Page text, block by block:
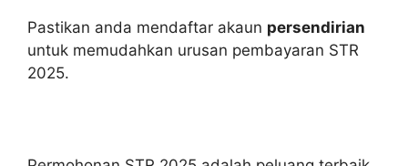
Pastikan anda mendaftar akaun persendirian
untuk memudahkan urusan pembayaran STR
2025.